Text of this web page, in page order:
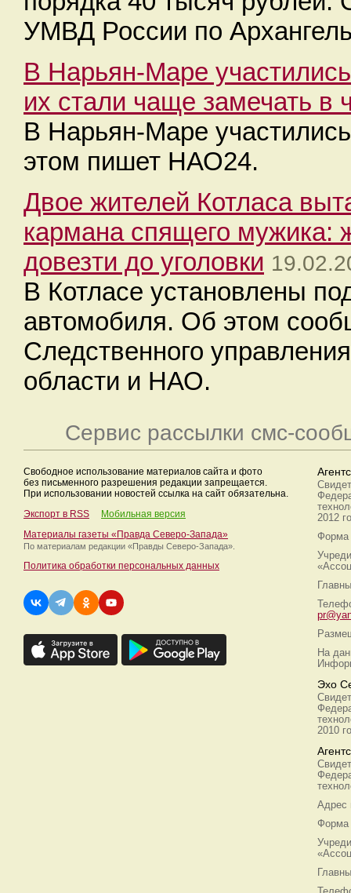
УМВД России по
В Нарьян-Маре
их стали чаще замечать в
В Нарьян-Маре
этом пишет НАО24.
Двое жителей Котласа
кармана спящего мужика:
довезти до уголовки
В Котласе установлены
автомобиля. Об этом
Следственного
области и НАО.
Сервис рассылки смс-
Свободное использование материалов сайта и фото
без письменного разрешения редакции запрещается.
При использовании новостей ссылка на сайт обязательна.
Экспорт в RSS
Мобильная версия
Материалы газеты «Правда Северо-Запада»
По материалам редакции «Правды Северо-Запада».
Политика обработки персональных данных
2012
Форма
На
Эхо
2010
Адрес
Форма